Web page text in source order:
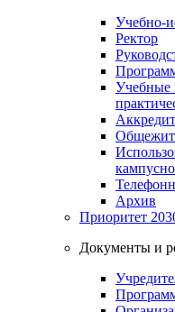
Учебно-
Ректор
Учебные
Архив
Приоритет
Документы и